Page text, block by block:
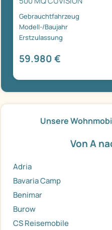
Gebrauchtfahrzeug
Modell-/Baujahr
Erstzulassung
59.980 €
Unsere
Von A
Adria
Bavaria Camp
Benimar
Burow
CS Reisemobile